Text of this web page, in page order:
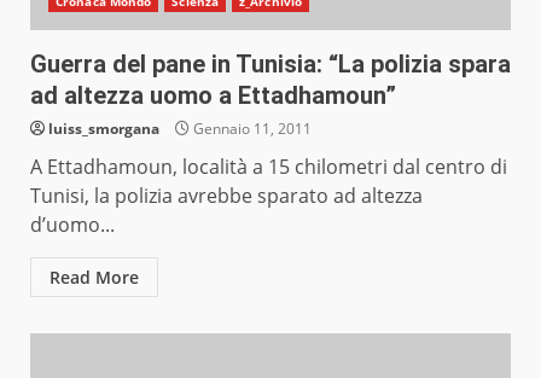
Guerra del pane in Tunisia: “La polizia spara
ad altezza uomo a Ettadhamoun”
luiss_smorgana Gennaio 11, 2011
A Ettadhamoun, località a 15 chilometri dal centro di
Tunisi, la polizia avrebbe sparato ad altezza
d’uomo...
Read More